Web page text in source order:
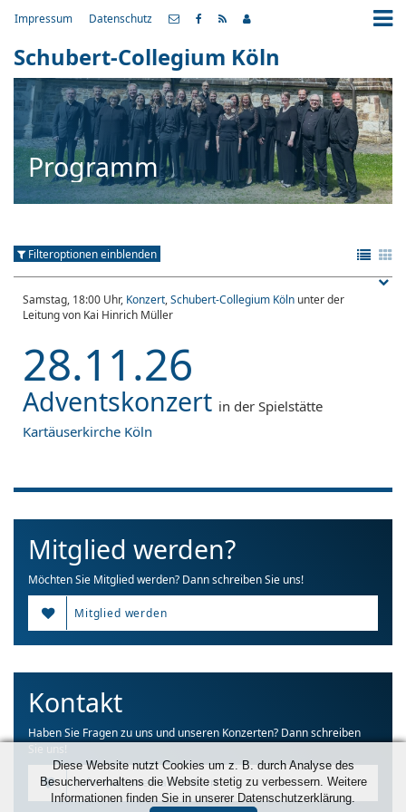
Impressum Datenschutz
Schubert-Collegium Köln
Programm
Filteroptionen einblenden
Samstag, 18:00 Uhr, Konzert,Schubert-Collegium Köln unter der
Leitung von Kai Hinrich Müller
28.11.26
Adventskonzert in der Spielstätte
Kartäuserkirche Köln
Mitglied werden?
Möchten Sie Mitglied werden? Dann schreiben Sie uns!
Mitglied werden
Kontakt
Haben Sie Fragen zu uns und unseren Konzerten? Dann schreiben
Sie uns!
Informationen anfordern
Diese Website nutzt Cookies um z. B. durch Analyse des
Besucherverhaltens die Website stetig zu verbessern. Weitere
Informationen finden Sie in unserer Datenschutzerklärung.